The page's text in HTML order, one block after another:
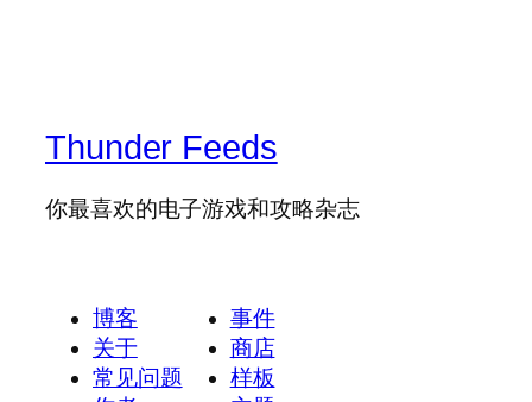
Thunder Feeds
你最喜欢的电子游戏和攻略杂志
博客
关于
常见问题
事件
商店
样板